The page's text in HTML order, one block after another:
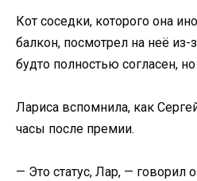
Кот соседки, которого она
балкон, посмотрел на неё из-
будто полностью согласен,
Лариса вспомнила, как
часы после премии.
— Это статус, Лар, —